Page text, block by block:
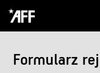
Formularz